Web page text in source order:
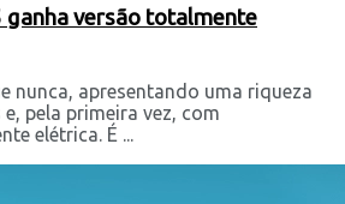
ganha versão totalmente
nunca, apresentando uma riqueza
pela primeira vez, com
elétrica. É ...